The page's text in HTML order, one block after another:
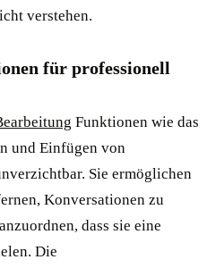
verstehen.
für professionell
Funktionen wie das
und Einfügen von
Sie ermöglichen
Konversationen zu
dass sie eine
Die